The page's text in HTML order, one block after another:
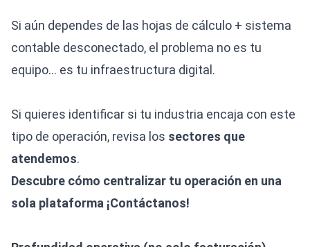
Si aún dependes de las hojas de cálculo + sistema
contable desconectado, el problema no es tu
equipo… es tu infraestructura digital.
Si quieres identificar si tu industria encaja con este
tipo de operación, revisa los sectores que
atendemos.
Descubre cómo centralizar tu operación en una
sola plataforma ¡Contáctanos!